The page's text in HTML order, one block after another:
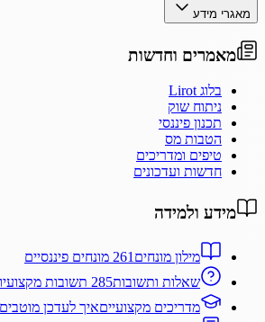
מאגרי מידע
מאמרים וחדשות
בלוג Lirot
ניתוח שוק
תכנון פיננסי
הטבות מס
טיפים ומדריכים
חדשות ועדכונים
מידע ולמידה
מילון מונחים 261 מונחים פיננסיים
שאלות ותשובות285 תשובות מקצועיות
מדריכים מקצועייםאיך לעדכן